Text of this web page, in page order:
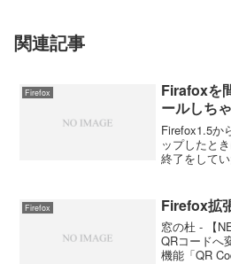
関連記事
Firefox
Firafoxを
ールしち
Firefox1.5か
ップしたと
終了をして
くようにな
Firefox Firefox拡
窓の杜 - 【
QRコードへ
機能「QR